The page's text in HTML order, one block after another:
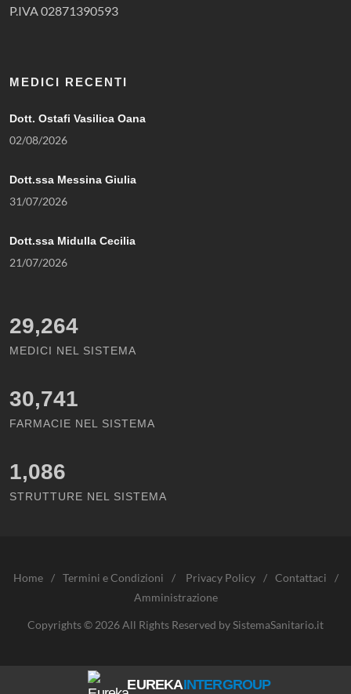
P.IVA 02871390593
MEDICI RECENTI
Dott. Ostafi Vasilica Oana
02/08/2026
Dott.ssa Messina Giulia
31/07/2026
Dott.ssa Midulla Cecilia
21/07/2026
29,264
MEDICI NEL SISTEMA
30,741
FARMACIE NEL SISTEMA
1,086
STRUTTURE NEL SISTEMA
Home / Termini e Condizioni / Privacy Policy / Contattaci
/
Amministrazione
Copyrights © 2026 All Rights Reserved by SistemaSanitario.it
EUREKAINTERGROUP